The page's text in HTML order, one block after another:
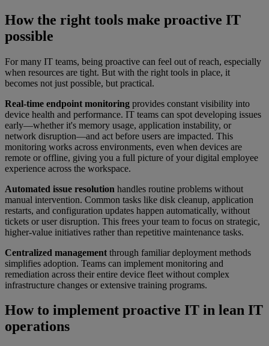
How the right tools make proactive IT
possible
For many IT teams, being proactive can feel out of reach, especially
when resources are tight. But with the right tools in place, it
becomes not just possible, but practical.
Real-time endpoint monitoring provides constant visibility into
device health and performance. IT teams can spot developing issues
early—whether it's memory usage, application instability, or
network disruption—and act before users are impacted. This
monitoring works across environments, even when devices are
remote or offline, giving you a full picture of your digital employee
experience across the workspace.
Automated issue resolution handles routine problems without
manual intervention. Common tasks like disk cleanup, application
restarts, and configuration updates happen automatically, without
tickets or user disruption. This frees your team to focus on strategic,
higher-value initiatives rather than repetitive maintenance tasks.
Centralized management through familiar deployment methods
simplifies adoption. Teams can implement monitoring and
remediation across their entire device fleet without complex
infrastructure changes or extensive training programs.
How to implement proactive IT in lean IT
operations